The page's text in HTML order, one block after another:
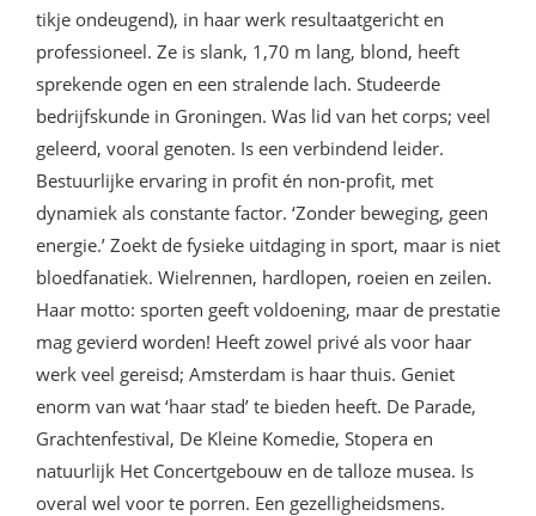
tikje ondeugend), in haar werk resultaatgericht en
professioneel. Ze is slank, 1,70 m lang, blond, heeft
sprekende ogen en een stralende lach. Studeerde
bedrijfskunde in Groningen. Was lid van het corps; veel
geleerd, vooral genoten. Is een verbindend leider.
Bestuurlijke ervaring in profit én non-profit, met
dynamiek als constante factor. ‘Zonder beweging, geen
energie.’ Zoekt de fysieke uitdaging in sport, maar is niet
bloedfanatiek. Wielrennen, hardlopen, roeien en zeilen.
Haar motto: sporten geeft voldoening, maar de prestatie
mag gevierd worden! Heeft zowel privé als voor haar
werk veel gereisd; Amsterdam is haar thuis. Geniet
enorm van wat ‘haar stad’ te bieden heeft. De Parade,
Grachtenfestival, De Kleine Komedie, Stopera en
natuurlijk Het Concertgebouw en de talloze musea. Is
overal wel voor te porren. Een gezelligheidsmens.